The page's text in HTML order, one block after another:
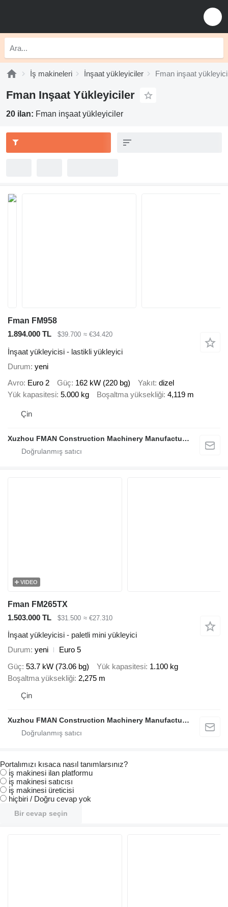
İş makineleri İnşaat yükleyiciler Fman inşaat
Fman Inşaat Yükleyiciler
20 ilan: Fman inşaat yükleyiciler
Fman FM958
1.894.000 TL
$39.700 ≈ €34.420
İnşaat yükleyicisi - lastikli yükleyici
Durum yeni
Avro Euro 2 Güç 162 kW (220 bg) Yakıt dizel
Yük kapasitesi 5.000 kg Boşaltma yüksekliği 4,119 m
Çin
Xuzhou FMAN Construction Machinery Manufacture Co., Ltd.
VIDEO
Fman FM265TX
1.503.000 TL
$31.500 ≈ €27.310
İnşaat yükleyicisi - paletli mini yükleyici
Durum yeni
Euro 5
Güç 53.7 kW (73.06 bg) Yük kapasitesi 1.100 kg
Boşaltma yüksekliği 2,275 m
Çin
Xuzhou FMAN Construction Machinery Manufacture Co., Ltd.
Portalımızı kısaca nasıl tanımlarsınız?
i̇ş makinesi ilan platformu
i̇ş makinesi satıcısı
i̇ş makinesi üreticisi
hiçbiri / Doğru cevap yok
Bir cevap seçin